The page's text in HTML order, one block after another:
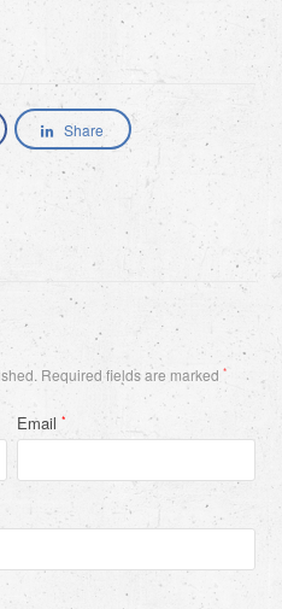
Share
Required fields are marked*
Email*